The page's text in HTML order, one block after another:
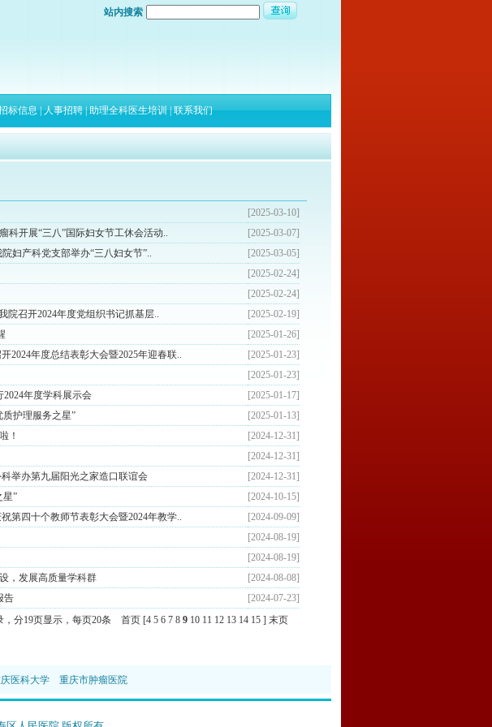
站内搜索
标信息|人事招聘|助理全科医生培训|联系我们
[2025-03-10]
科开展“三八”国际妇女节工休会活动..
[2025-03-07]
妇产科党支部举办“三八妇女节”..
[2025-03-05]
[2025-02-24]
[2025-02-24]
院召开2024年度党组织书记抓基层..
[2025-02-19]
[2025-01-26]
2024年度总结表彰大会暨2025年迎春联..
[2025-01-23]
[2025-01-23]
年度学科展示会
[2025-01-17]
质护理服务之星”
[2025-01-13]
！
[2024-12-31]
[2024-12-31]
举办第九届阳光之家造口联谊会
[2024-12-31]
”
[2024-10-15]
第四十个教师节表彰大会暨2024年教学..
[2024-09-09]
[2024-08-19]
[2024-08-19]
，发展高质量学科群
[2024-08-08]
告
[2024-07-23]
，分19页显示，每页20条 首页[4 5 6 7 8 9 10 11 12 13 14 15] 末页
医科大学 重庆市肿瘤医院